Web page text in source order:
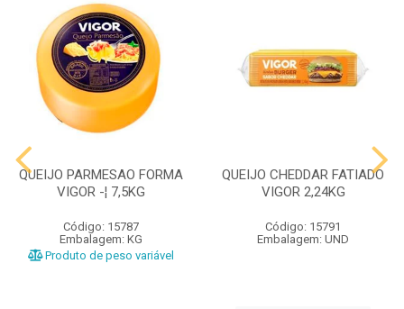
QUEIJO PARMESAO FORMA
VIGOR -¦ 7,5KG
Código: 15787
Embalagem: KG
Produto de peso variável
QUEIJO CHEDDAR FATIADO
VIGOR 2,24KG
Código: 15791
Embalagem: UND